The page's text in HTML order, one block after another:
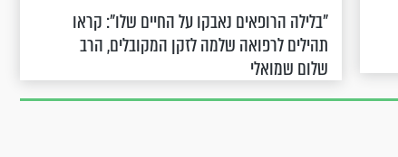
"בלילה הרופאים נאבקו על החיים שלו": קראו
תהילים לרפואה שלמה לזקן המקובלים, הרב
שלום שמואלי